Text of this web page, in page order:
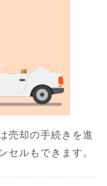
売却の手続きを進
セルもできます。